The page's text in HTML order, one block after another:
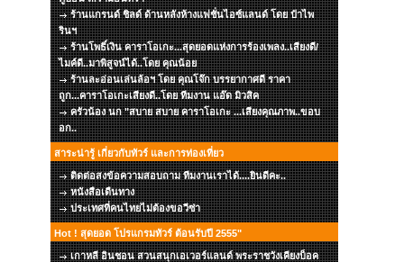
ร้านแกรนด์ ชิลด์ ด้านหลังห้างแฟชั่นไอซ์แลนด์ โดย ป๋าไพ
รินฯ
ร้านโพธิ์เงิน คาราโอเกะ...สุดยอดแห่งการร้องเพลง..เสียงดี/
ไมค์ดี..มาพิสูจน์ได้..โดย คุณน้อย
ร้านละอ่อนเล่นล้อฯ โดย คุณโจ๊ก บรรยากาศดี ราคา
ถูก...คาราโอเกะเสียงดี..โดย ทีมงาน แอ๊ด มิวสิค
ครัวน้อง นก "สบาย สบาย คาราโอเกะ ...เสียงคุณภาพ..ขอบ
อก..
สาระน่ารู้ เกี่ยวกับทัวร์ และการท่องเที่ยว
ติดต่อสงข้อความสอบถาม ทีมงานเราได้....ยินดีคะ..
หนังสือเดืนทาง
ประเทศที่คนไทยไม่ต้องขอวีซ่า
Hot ! สุดยอด โปรแกรมทัวร์ ต้อนรับปี 2555"
เกาหลี อินชอน สวนสนุกเอเวอร์แลนด์ พระราชวังเคียงบ็อค